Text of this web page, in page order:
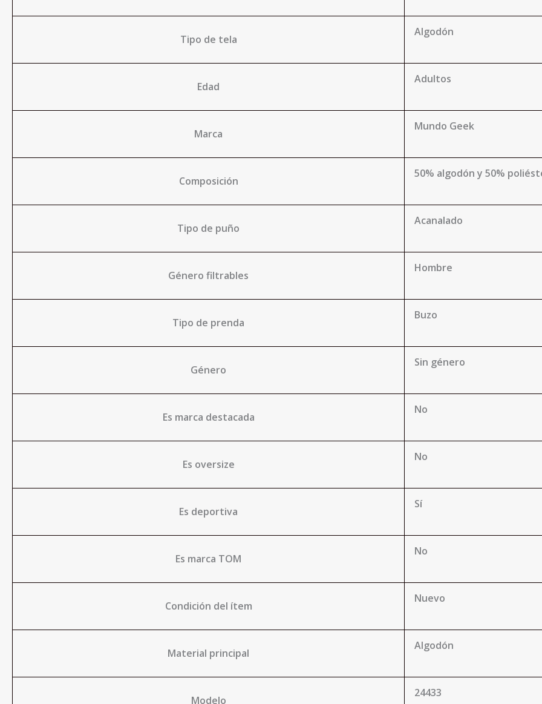
Tipo de tela
Algodón
Edad
Adultos
Marca
Mundo Geek
Composición
50% algodón y 50%
Tipo de puño
Acanalado
Género filtrables
Hombre
Tipo de prenda
Buzo
Género
Sin género
Es marca destacada
No
Es oversize
No
Es deportiva
Sí
Es marca TOM
No
Condición del ítem
Nuevo
Material principal
Algodón
Modelo
24433